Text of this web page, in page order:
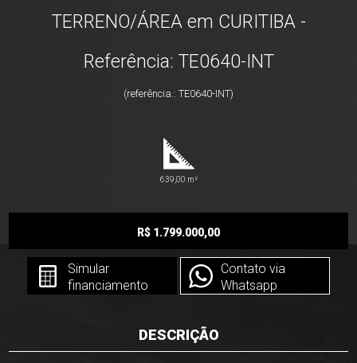
TERRENO/ÁREA em CURITIBA -
Referência: TE0640-INT
(referência.: TE0640-INT)
639,00 m²
R$ 1.799.000,00
Simular
financiamento
Contato via
Whatsapp
DESCRIÇÃO